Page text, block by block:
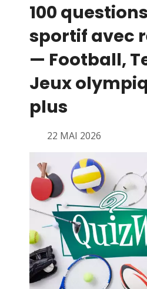
100
sportif avec
— Football,
Jeux
plus
22 MAI 2026